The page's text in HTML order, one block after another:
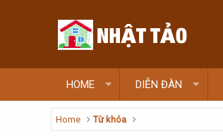
HOME DIỄN ĐÀN
Home Từ khóa